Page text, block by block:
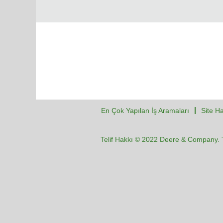
En Çok Yapılan İş Aramaları Site
Telif Hakkı © 2022 Deere & Company.